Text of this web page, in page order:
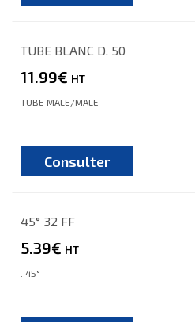
TUBE BLANC D. 50
11.99€ HT
TUBE MALE/MALE
Consulter
45° 32 FF
5.39€ HT
. 45°